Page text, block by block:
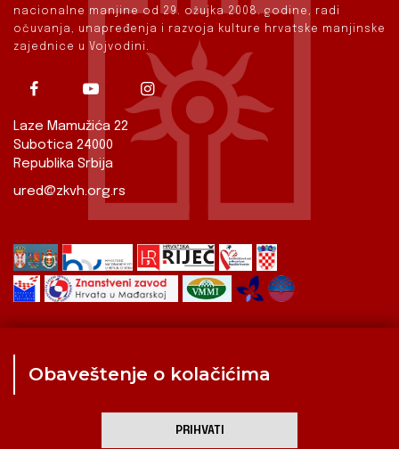
nacionalne manjine od 29. ožujka 2008. godine, radi
očuvanja, unapređenja i razvoja kulture hrvatske manjinske
zajednice u Vojvodini.
Laze Mamužića 22
Subotica 24000
Republika Srbija
ured@zkvh.org.rs
Kulturna scena
Obaveštenje o kolačićima
PRIHVATI